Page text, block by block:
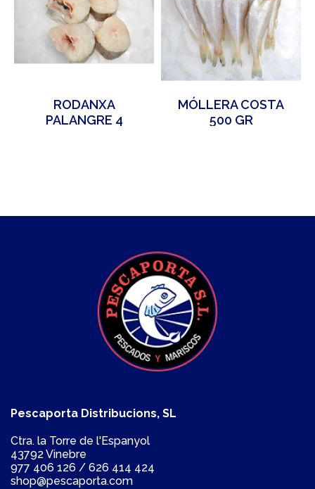
RODANXA
PALANGRE 4
MÓLLERA COSTA
500 GR
Pescaporta Distribucions, SL
Ctra. la Torre de l'Espanyol
43792 Vinebre
977 406 126 / 626 414 424
shop@pescaporta.com